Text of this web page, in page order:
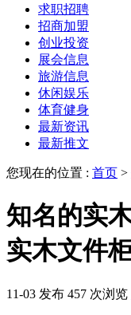
求职招聘
招商加盟
创业投资
展会信息
旅游信息
休闲娱乐
体育健身
最新资讯
最新推文
您现在的位置 : 首页 >
知名的实
实木文件
11-03 发布 457 次浏览